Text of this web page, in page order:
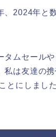
2024年と
ムセール
は友達の
とにしました